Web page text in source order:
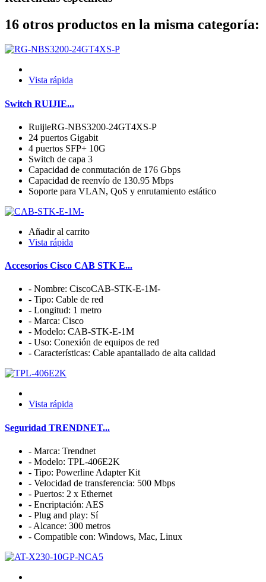
16 otros productos en la misma categoría:
Vista rápida
Switch RUIJIE...
RuijieRG-NBS3200-24GT4XS-P
24 puertos Gigabit
4 puertos SFP+ 10G
Switch de capa 3
Capacidad de conmutación de 176 Gbps
Capacidad de reenvío de 130.95 Mbps
Soporte para VLAN, QoS y enrutamiento estático
Añadir al carrito
Vista rápida
Accesorios Cisco CAB STK E...
- Nombre: CiscoCAB-STK-E-1M-
- Tipo: Cable de red
- Longitud: 1 metro
- Marca: Cisco
- Modelo: CAB-STK-E-1M
- Uso: Conexión de equipos de red
- Características: Cable apantallado de alta calidad
Vista rápida
Seguridad TRENDNET...
- Marca: Trendnet
- Modelo: TPL-406E2K
- Tipo: Powerline Adapter Kit
- Velocidad de transferencia: 500 Mbps
- Puertos: 2 x Ethernet
- Encriptación: AES
- Plug and play: Sí
- Alcance: 300 metros
- Compatible con: Windows, Mac, Linux